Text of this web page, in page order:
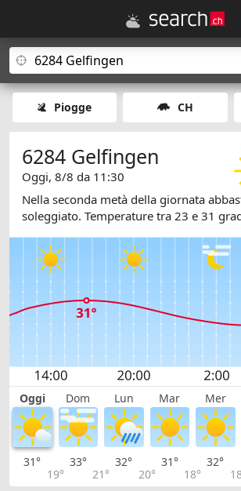
Piogge CH
6284 Gelfingen
Oggi, 8/8 da 11:30
Nella seconda metà della giornata
soleggiato. Temperature tra 23 e 31
Oggi Dom Lun Mar Mer
31°
19°
33°
21°
32°
20°
31°
18°
32°